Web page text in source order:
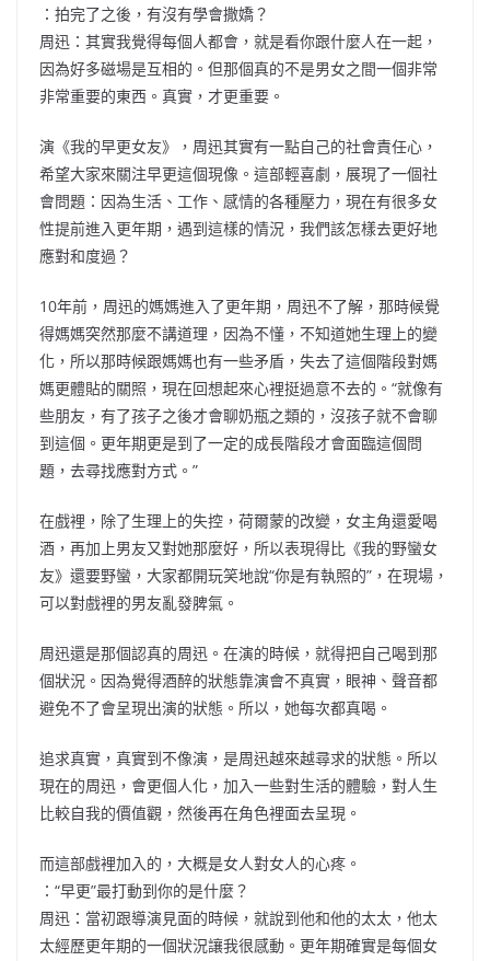
：拍完了之後，有沒有學會撒嬌？
周迅：其實我覺得每個人都會，就是看你跟什麼人在一起，
因為好多磁場是互相的。但那個真的不是男女之間一個非常
非常重要的東西。真實，才更重要。
演《我的早更女友》，周迅其實有一點自己的社會責任心，
希望大家來關注早更這個現像。這部輕喜劇，展現了一個社
會問題：因為生活、工作、感情的各種壓力，現在有很多女
性提前進入更年期，遇到這樣的情況，我們該怎樣去更好地
應對和度過？
10年前，周迅的媽媽進入了更年期，周迅不了解，那時候覺
得媽媽突然那麼不講道理，因為不懂，不知道她生理上的變
化，所以那時候跟媽媽也有一些矛盾，失去了這個階段對媽
媽更體貼的關照，現在回想起來心裡挺過意不去的。“就像有
些朋友，有了孩子之後才會聊奶瓶之類的，沒孩子就不會聊
到這個。更年期更是到了一定的成長階段才會面臨這個問
題，去尋找應對方式。”
在戲裡，除了生理上的失控，荷爾蒙的改變，女主角還愛喝
酒，再加上男友又對她那麼好，所以表現得比《我的野蠻女
友》還要野蠻，大家都開玩笑地說“你是有執照的”，在現場，
可以對戲裡的男友亂發脾氣。
周迅還是那個認真的周迅。在演的時候，就得把自己喝到那
個狀況。因為覺得酒醉的狀態靠演會不真實，眼神、聲音都
避免不了會呈現出演的狀態。所以，她每次都真喝。
追求真實，真實到不像演，是周迅越來越尋求的狀態。所以
現在的周迅，會更個人化，加入一些對生活的體驗，對人生
比較自我的價值觀，然後再在角色裡面去呈現。
而這部戲裡加入的，大概是女人對女人的心疼。
：“早更”最打動到你的是什麼？
周迅：當初跟導演見面的時候，就說到他和他的太太，他太
太經歷更年期的一個狀況讓我很感動。更年期確實是每個女